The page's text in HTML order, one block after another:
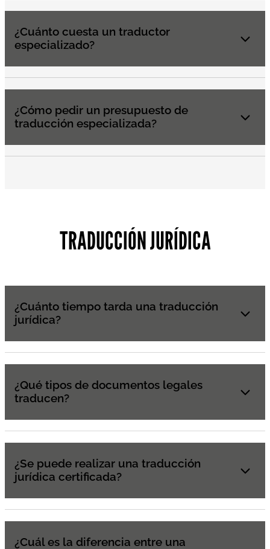
¿Cuánto cuesta un traductor
especializado?
¿Cómo pedir un presupuesto de
traducción especializada?
TRADUCCIÓN JURÍDICA
¿Cuánto tiempo tarda una traducción
jurídica?
¿Qué tipos de documentos legales
traducen?
¿Se puede realizar una traducción
jurídica certificada?
¿Cuál es la diferencia entre una